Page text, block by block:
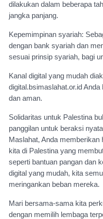
dilakukan dalam beberapa
jangka panjang.
Kepemimpinan syariah:
dengan bank syariah dan
sesuai prinsip syariah, bagi
Kanal digital yang mudah
digital.bsimaslahat.or.id
dan aman.
Solidaritas untuk Palestina
panggilan untuk beraksi
Maslahat, Anda
kita di Palestina yang
seperti bantuan pangan dan
digital yang mudah, kita
meringankan beban mereka.
Mari bersama-sama kita
dengan memilih lembaga